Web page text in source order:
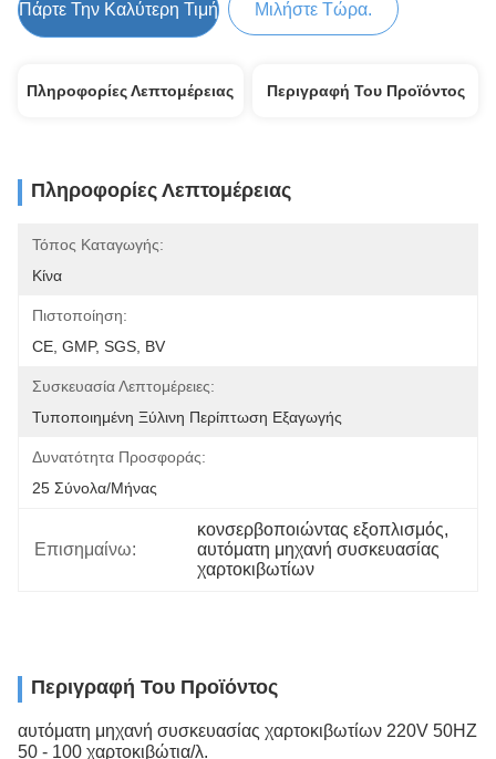
Πάρτε Την Καλύτερη Τιμή Μιλήστε Τώρα.
Πληροφορίες Λεπτομέρειας Περιγραφή Του Προϊόντος
Πληροφορίες Λεπτομέρειας
Τόπος Καταγωγής:
Κίνα
Πιστοποίηση:
CE, GMP, SGS, BV
Συσκευασία Λεπτομέρειες:
Τυποποιημένη Ξύλινη Περίπτωση Εξαγωγής
Δυνατότητα Προσφοράς:
25 Σύνολα/μήνας
Επισημαίνω:
κονσερβοποιώντας εξοπλισμός,
αυτόματη μηχανή συσκευασίας
χαρτοκιβωτίων
Περιγραφή Του Προϊόντος
αυτόματη μηχανή συσκευασίας χαρτοκιβωτίων 220V 50HZ
50 - 100 χαρτοκιβώτια/λ.